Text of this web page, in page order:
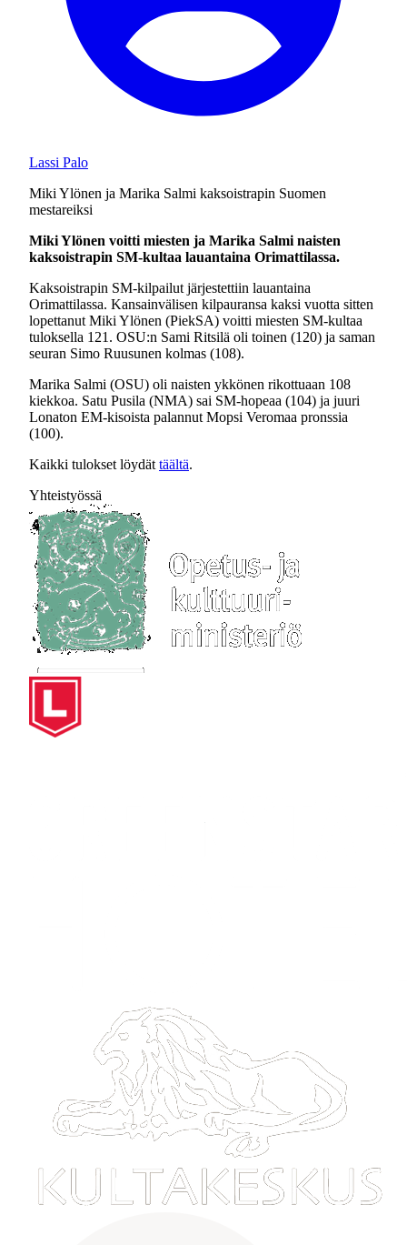
Lassi Palo
Miki Ylönen ja Marika Salmi kaksoistrapin Suomen
mestareiksi
Miki Ylönen voitti miesten ja Marika Salmi naisten
kaksoistrapin SM-kultaa lauantaina Orimattilassa.
Kaksoistrapin SM-kilpailut järjestettiin lauantaina
Orimattilassa. Kansainvälisen kilpauransa kaksi vuotta sitten
lopettanut Miki Ylönen (PiekSA) voitti miesten SM-kultaa
tuloksella 121. OSU:n Sami Ritsilä oli toinen (120) ja saman
seuran Simo Ruusunen kolmas (108).
Marika Salmi (OSU) oli naisten ykkönen rikottuaan 108
kiekkoa. Satu Pusila (NMA) sai SM-hopeaa (104) ja juuri
Lonaton EM-kisoista palannut Mopsi Veromaa pronssia
(100).
Kaikki tulokset löydät täältä.
Yhteistyössä